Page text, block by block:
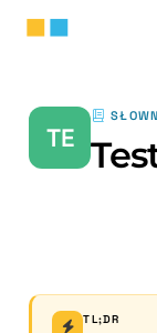
TE
TL;DR